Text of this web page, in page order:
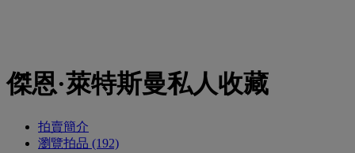
傑恩·萊特斯曼私人收藏
拍賣簡介
瀏覽拍品 (192)